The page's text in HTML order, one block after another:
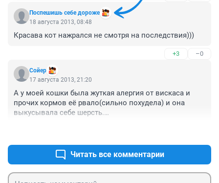
Поспешишь себе дороже
18 августа 2013, 08:48
Красава кот нажрался не смотря на последствия)))
+3 –0
Сойер
17 августа 2013, 21:20
А у моей кошки была жуткая алергия от вискаса и
прочих кормов её рвало(сильно похудела) и она
выкусывала себе шерсть.
блестит к тому же была вялая а теперь не смотря на
свои 13 лет и поиграть не прочь.
Читать все комментарии